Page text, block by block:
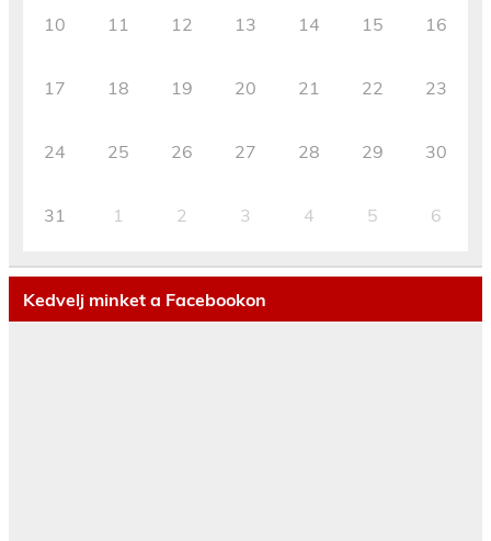
10 11 12 13 14 15 16
17 18 19 20 21 22 23
24 25 26 27 28 29 30
31 1 2 3 4 5 6
Kedvelj minket a Facebookon